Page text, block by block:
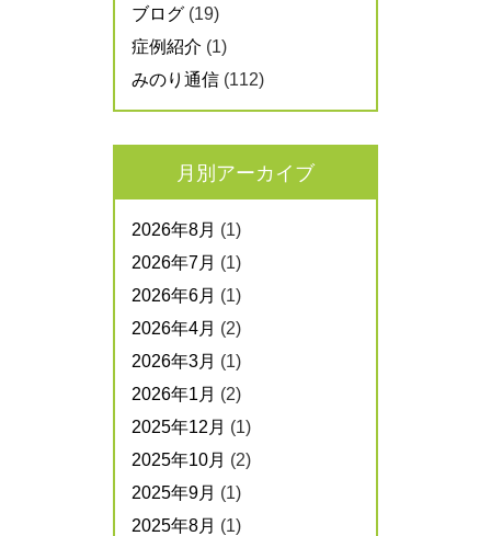
ブログ (19)
症例紹介 (1)
みのり通信 (112)
月別アーカイブ
2026年8月 (1)
2026年7月 (1)
2026年6月 (1)
2026年4月 (2)
2026年3月 (1)
2026年1月 (2)
2025年12月 (1)
2025年10月 (2)
2025年9月 (1)
2025年8月 (1)